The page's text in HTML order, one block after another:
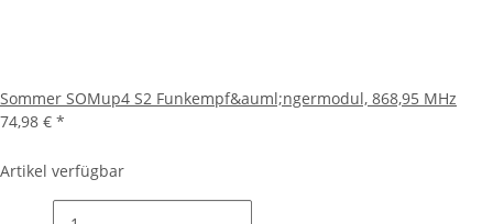
Sommer SOMup4 S2 Funkempf&auml;ngermodul, 868,95 MHz
74,98 € *
Artikel verfügbar